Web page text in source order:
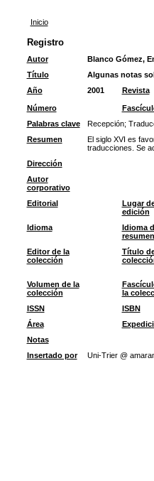
Inicio
Registro
Autor
Blanco Gómez,
Título
Algunas notas
Año
2001 Revista
Número
Palabras clave
Recepción;
Resumen
El siglo XVI es
traducciones. Se
Dirección
Autor
corporativo
Editorial
Lugar
edición
Idioma
Idioma
resumen
Editor de la
colección
Título
Volumen de la
colección
la
ISSN
ISBN
Área
Notas
Insertado por
Uni-Trier @